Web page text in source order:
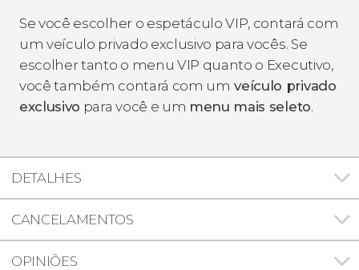
Se você escolher o espetáculo VIP, contará com
um veículo privado exclusivo para vocês. Se
escolher tanto o menu VIP quanto o Executivo,
você também contará com um veículo privado
exclusivo para você e um menu mais seleto.
DETALHES
CANCELAMENTOS
OPINIÕES